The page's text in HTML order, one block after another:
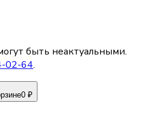
быть неактуальными.
02-64.
0 ₽